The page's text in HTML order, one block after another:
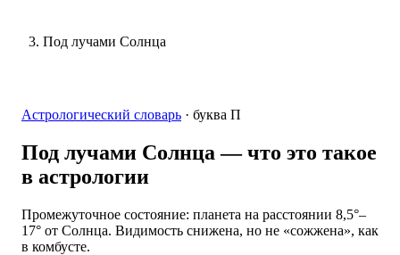
Под лучами Солнца
Астрологический словарь · буква П
Под лучами Солнца — что это такое
в астрологии
Промежуточное состояние: планета на расстоянии 8,5°–
17° от Солнца. Видимость снижена, но не «сожжена», как
в комбусте.